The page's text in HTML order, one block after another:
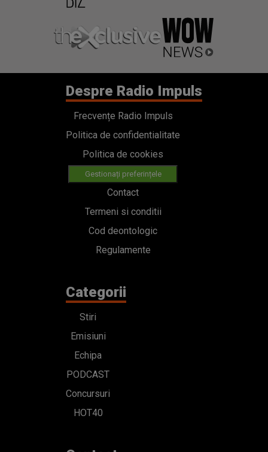
Despre Radio Impuls
Frecvențe Radio Impuls
Politica de confidentialitate
Politica de cookies
Gestionați preferințele
Contact
Termeni si conditii
Cod deontologic
Regulamente
Categorii
Stiri
Emisiuni
Echipa
PODCAST
Concursuri
HOT40